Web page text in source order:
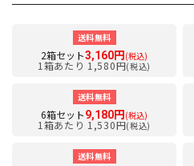
送料無料
2箱セット3,160円 (税込)
1箱あたり 1,580円(税込)
送料無料
6箱セット9,180円 (税込)
1箱あたり 1,530円(税込)
送料無料